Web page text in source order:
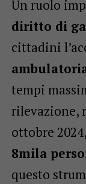
Un ruolo
diritto di
cittadini
tempi
rilevazione,
ottobre
8mila
questo